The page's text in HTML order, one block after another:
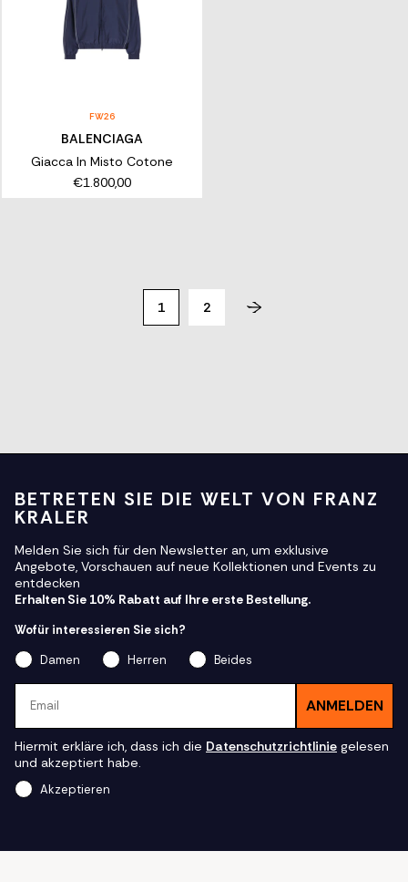
FW26
BALENCIAGA
Giacca In Misto Cotone
€1.800,00
1 2
BETRETEN SIE DIE WELT VON FRANZ
KRALER
Melden Sie sich für den Newsletter an, um exklusive
Angebote, Vorschauen auf neue Kollektionen und Events zu
entdecken
Erhalten Sie 10% Rabatt auf Ihre erste Bestellung.
Wofür interessieren Sie sich?
Damen
Herren
Beides
ANMELDEN
Hiermit erkläre ich, dass ich die Datenschutzrichtlinie gelesen
und akzeptiert habe.
Akzeptieren